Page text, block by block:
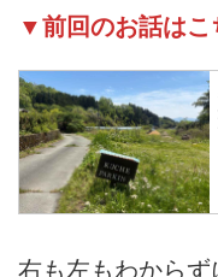
▼前回のお話はこ
右も左もわから